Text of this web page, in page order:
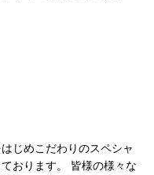
じめこだわりのスペシャ
おります。 皆様の様々な